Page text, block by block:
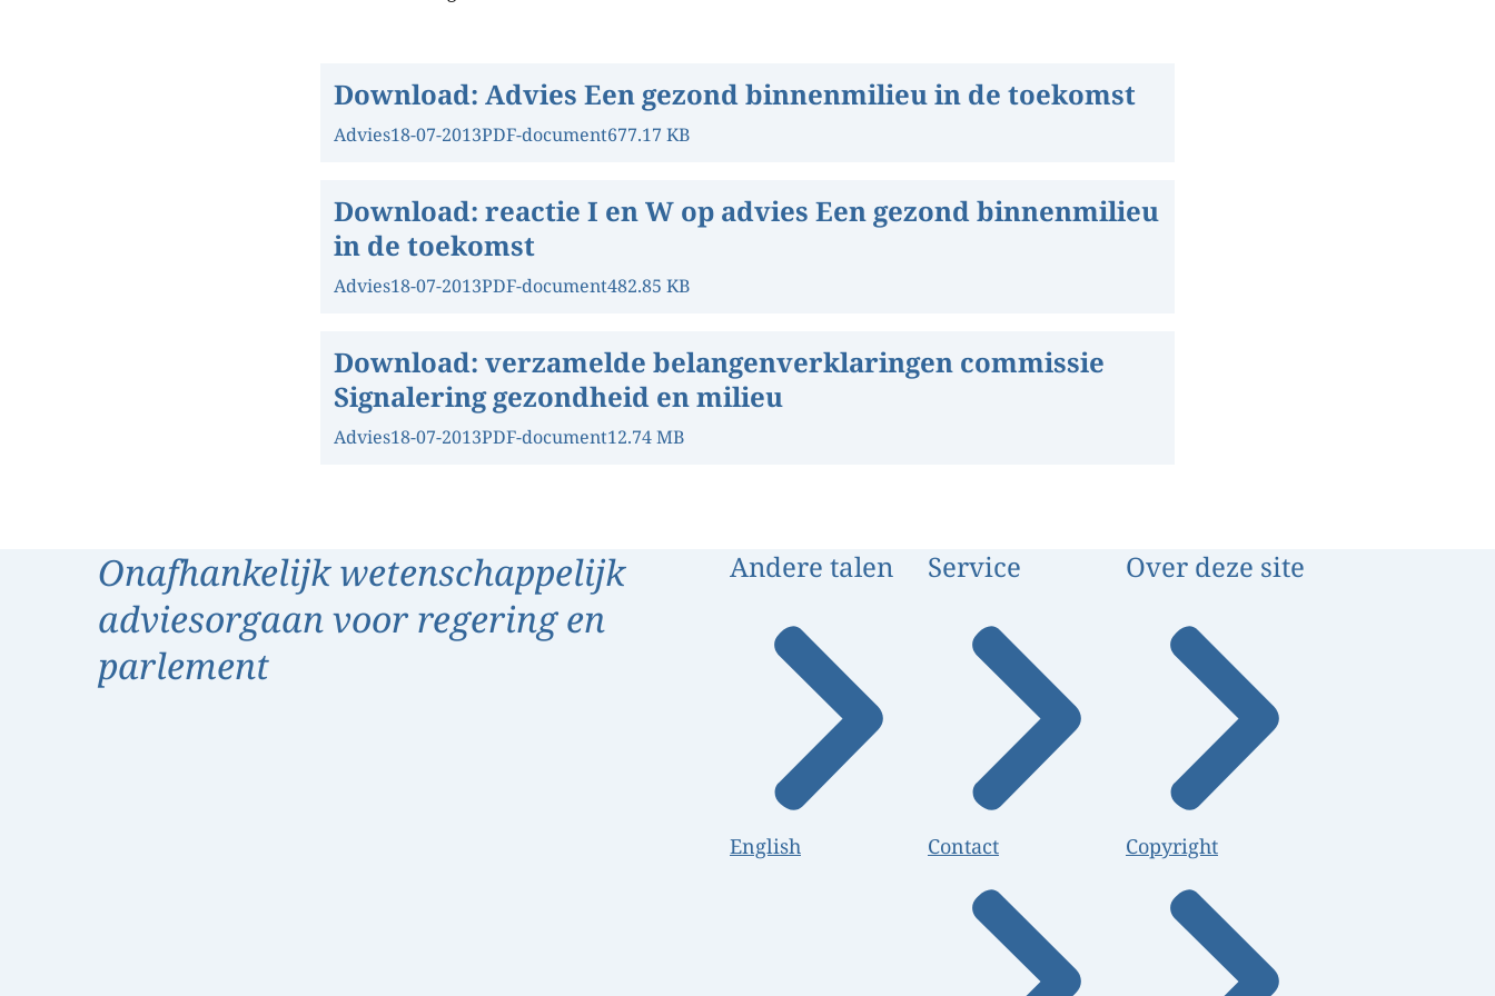
Download: Advies Een gezond binnenmilieu in de toekomst
Advies18-07-2013PDF-document677.17 KB
Download: reactie I en W op advies Een gezond binnenmilieu
in de toekomst
Advies18-07-2013PDF-document482.85 KB
Download: verzamelde belangenverklaringen commissie
Signalering gezondheid en milieu
Advies18-07-2013PDF-document12.74 MB
Onafhankelijk wetenschappelijk
adviesorgaan voor regering en
parlement
Andere talen
English
Service
Contact
Over deze site
Copyright